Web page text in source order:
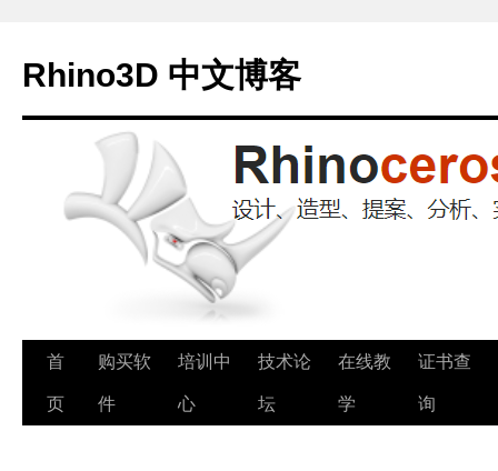
Rhino3D 中文博客
跳
至
首
页
购买软
件
培训中
心
技术论
坛
在线教
学
证书查
询